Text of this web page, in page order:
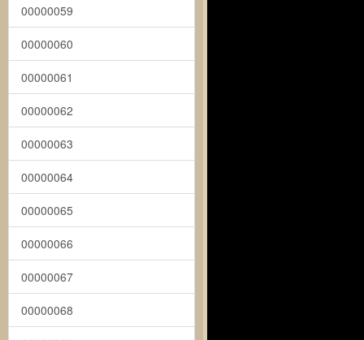
00000059
00000060
00000061
00000062
00000063
00000064
00000065
00000066
00000067
00000068